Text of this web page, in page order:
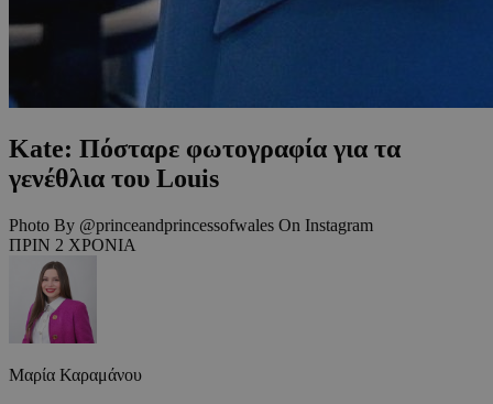
Kate: Πόσταρε φωτογραφία για τα
γενέθλια του Louis
Photo By @princeandprincessofwales On Instagram
ΠΡΙΝ 2 ΧΡΟΝΙΑ
Μαρία Καραμάνου